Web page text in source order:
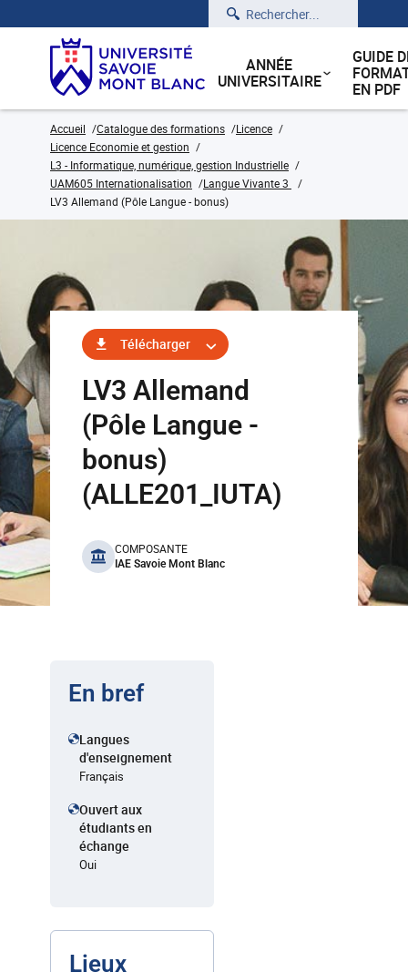
Rechercher
ANNÉE
UNIVERSITAIRE
GUIDE
EN PDF
Accueil Catalogue des formations
Licence
Licence Economie et gestion
L3 - Informatique, numérique, gestion Industrielle
UAM605 Internationalisation
Langue Vivante 3
LV3 Allemand (Pôle Langue - bonus)
Télécharger
LV3 Allemand
(Pôle Langue -
bonus)
(ALLE201_IUTA)
benefits
COMPOSANTE
IAE Savoie Mont Blanc
En bref
Langues
d'enseignement
Français
Ouvert aux
étudiants en
échange
Oui
Lieux